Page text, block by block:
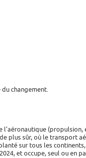
changement.
l'aéronautique (propulsion,
plus sûr, où le transport
sur tous les
et occupe, seul ou en